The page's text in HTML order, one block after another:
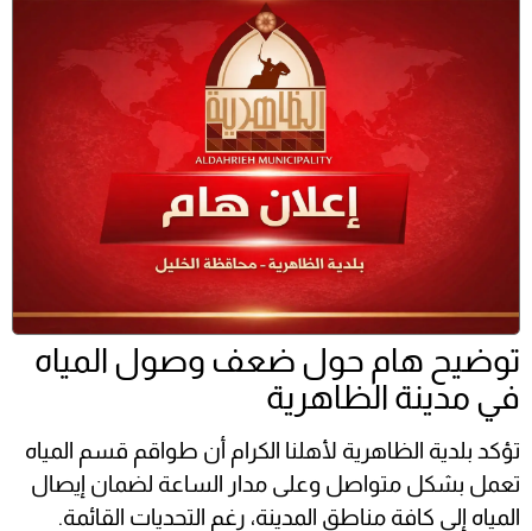
توضيح هام حول ضعف وصول المياه
في مدينة الظاهرية
تؤكد بلدية الظاهرية لأهلنا الكرام أن طواقم قسم المياه
تعمل بشكل متواصل وعلى مدار الساعة لضمان إيصال
المياه إلى كافة مناطق المدينة، رغم التحديات القائمة.